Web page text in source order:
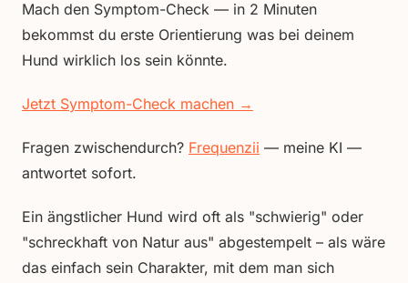
Mach den Symptom-Check — in 2 Minuten
bekommst du erste Orientierung was bei deinem
Hund wirklich los sein könnte.
Jetzt Symptom-Check machen →
Fragen zwischendurch? Frequenzii — meine KI —
antwortet sofort.
Ein ängstlicher Hund wird oft als "schwierig" oder
"schreckhaft von Natur aus" abgestempelt – als wäre
das einfach sein Charakter, mit dem man sich